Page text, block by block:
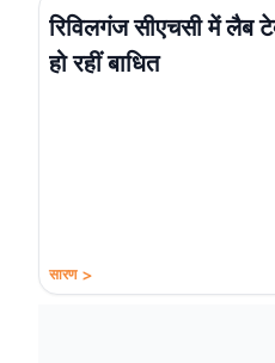
रिविलगंज सीएचसी में लैब
हो रहीं बाधित
सारण >